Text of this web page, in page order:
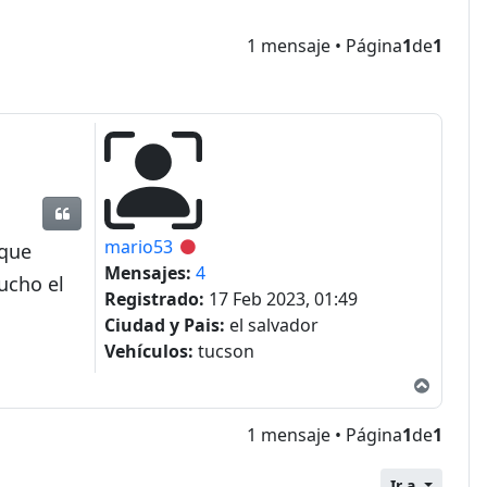
1 mensaje • Página1de1
mario53 Desconectado
Mensajes: 4
Registrado: 17 Feb 2023, 01:49
Ciudad y Pais: el salvador
Vehículos: tucson
el
1 mensaje • Página1de1